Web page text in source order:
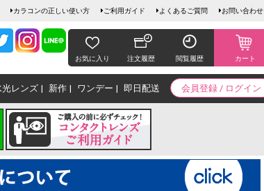
カラコンの正しい使い方 ご利用ガイド よくあるご質問 お問い合わせ
お気に入り 注文履歴 閲覧履歴 カート
会員登録 / ログイン
光レンズ 新作 ワンデー 即日配送